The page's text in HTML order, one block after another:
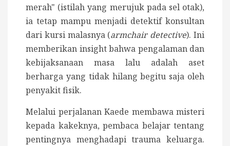
merah" (istilah yang merujuk pada sel otak),
ia tetap mampu menjadi detektif konsultan
dari kursi malasnya (armchair detective). Ini
memberikan insight bahwa pengalaman dan
kebijaksanaan masa lalu adalah aset
berharga yang tidak hilang begitu saja oleh
penyakit fisik.
Melalui perjalanan Kaede membawa misteri
kepada kakeknya, pembaca belajar tentang
pentingnya menghadapi trauma keluarga.